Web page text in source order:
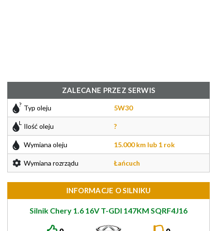
ZALECANE PRZEZ SERWIS
Typ oleju 5W30
Ilość oleju ?
Wymiana oleju 15.000 km lub 1 rok
Wymiana rozrządu Łańcuch
INFORMACJE O SILNIKU
Silnik Chery 1.6 16V T-GDI 147KM SQRF4J16